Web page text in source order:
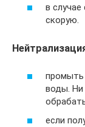
в
скорую.
промыть
воды. Ни
если